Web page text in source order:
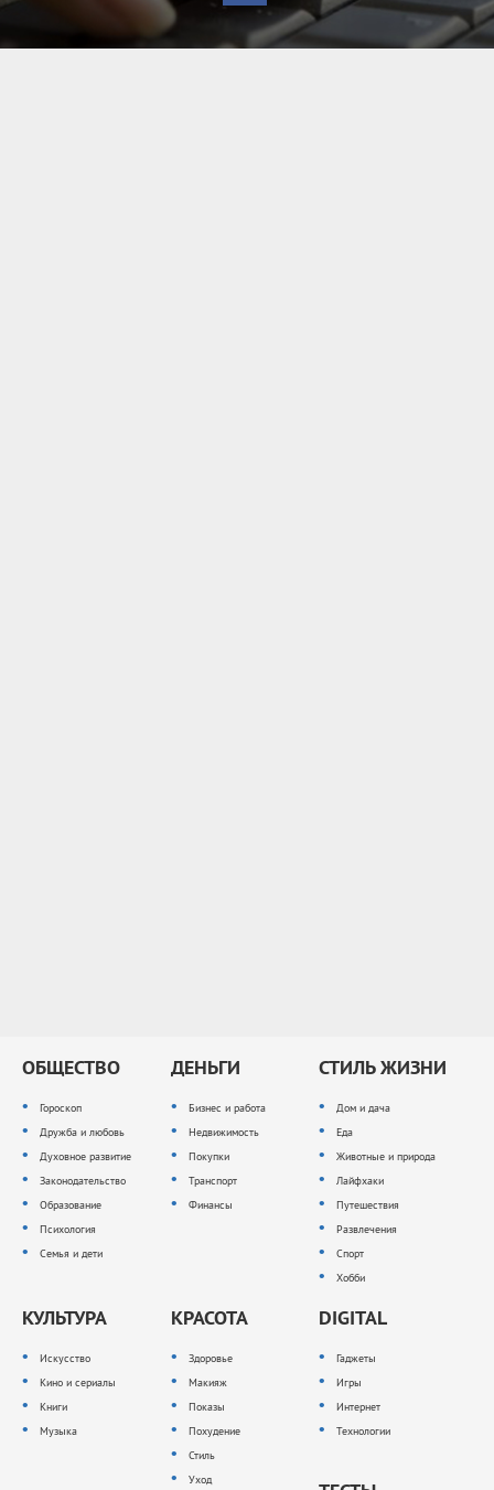
ОБЩЕСТВО
Гороскоп
Дружба и любовь
Духовное развитие
Законодательство
Образование
Психология
Семья и дети
ДЕНЬГИ
Бизнес и работа
Недвижимость
Покупки
Транспорт
Финансы
СТИЛЬ ЖИЗНИ
Дом и дача
Еда
Животные и природа
Лайфхаки
Путешествия
Развлечения
Спорт
Хобби
КУЛЬТУРА
Искусство
Кино и сериалы
Книги
Музыка
КРАСОТА
Здоровье
Макияж
Показы
Похудение
Стиль
Уход
DIGITAL
Гаджеты
Игры
Интернет
Технологии